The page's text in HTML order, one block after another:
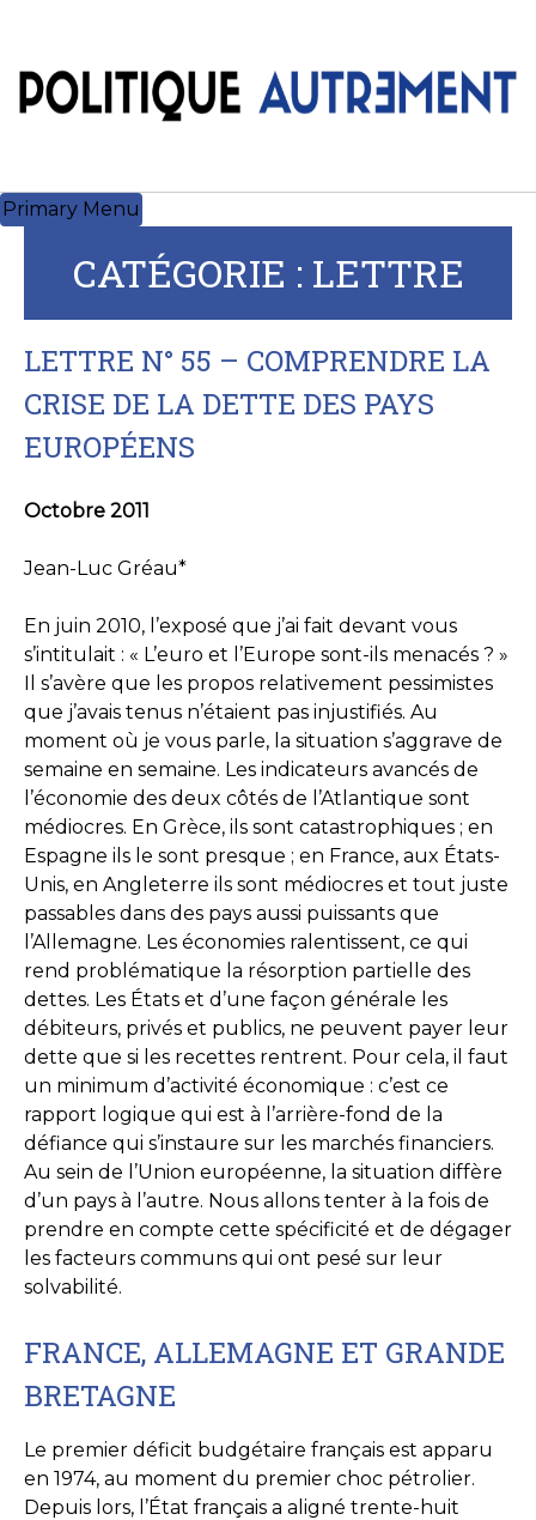
content
Primary Menu
CATÉGORIE : LETTRE
LETTRE N° 55 – COMPRENDRE LA
CRISE DE LA DETTE DES PAYS
EUROPÉENS
Octobre 2011
Jean-Luc Gréau*
En juin 2010, l’exposé que j’ai fait devant vous
s’intitulait : « L’euro et l’Europe sont-ils menacés ? »
Il s’avère que les propos relativement pessimistes
que j’avais tenus n’étaient pas injustifiés. Au
moment où je vous parle, la situation s’aggrave de
semaine en semaine. Les indicateurs avancés de
l’économie des deux côtés de l’Atlantique sont
médiocres. En Grèce, ils sont catastrophiques ; en
Espagne ils le sont presque ; en France, aux États-
Unis, en Angleterre ils sont médiocres et tout juste
passables dans des pays aussi puissants que
l’Allemagne. Les économies ralentissent, ce qui
rend problématique la résorption partielle des
dettes. Les États et d’une façon générale les
débiteurs, privés et publics, ne peuvent payer leur
dette que si les recettes rentrent. Pour cela, il faut
un minimum d’activité économique : c’est ce
rapport logique qui est à l’arrière-fond de la
défiance qui s’instaure sur les marchés financiers.
Au sein de l’Union européenne, la situation diffère
d’un pays à l’autre. Nous allons tenter à la fois de
prendre en compte cette spécificité et de dégager
les facteurs communs qui ont pesé sur leur
solvabilité.
FRANCE, ALLEMAGNE ET GRANDE
BRETAGNE
Le premier déficit budgétaire français est apparu
en 1974, au moment du premier choc pétrolier.
Depuis lors, l’État français a aligné trente-huit